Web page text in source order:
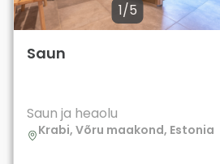
1/5
Saun
Saun ja heaolu
Krabi, Võru maakond, Estonia